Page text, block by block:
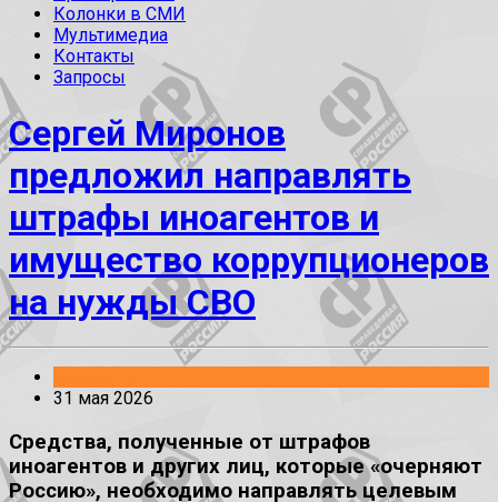
Колонки в СМИ
Мультимедиа
Контакты
Запросы
Сергей Миронов
предложил направлять
штрафы иноагентов и
имущество коррупционеров
на нужды СВО
31 мая 2026
Средства, полученные от штрафов
иноагентов и других лиц, которые «очерняют
Россию», необходимо направлять целевым